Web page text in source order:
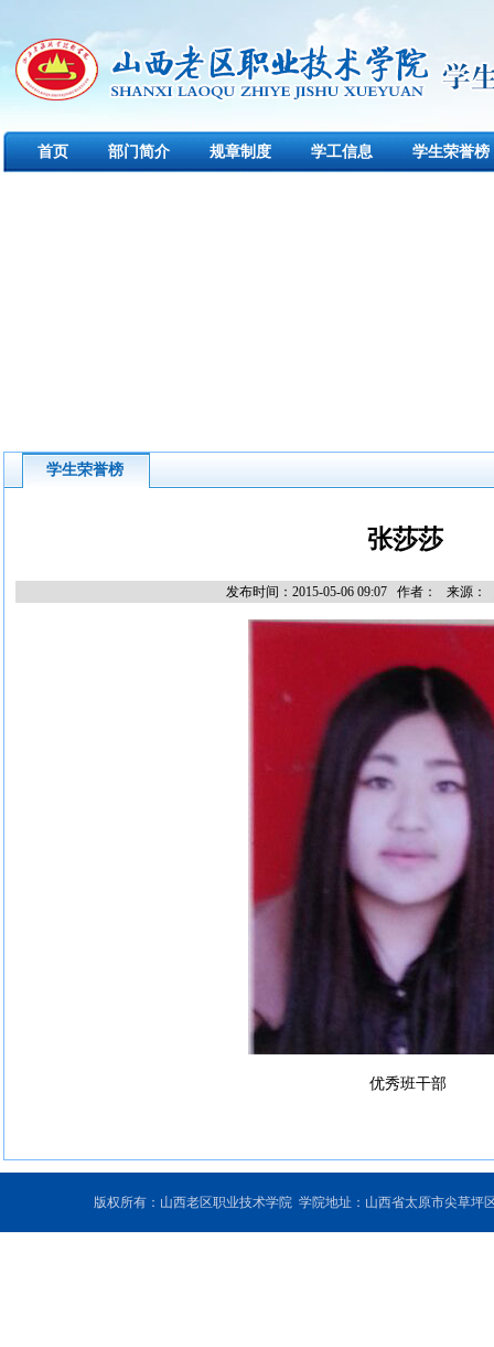
首页 部门简介 规章制度 学工信息 学生荣誉榜
学生荣誉榜
张莎莎
发布时间：2015-05-06 09:07 作者： 来源：
优秀班干部
版权所有：山西老区职业技术学院 学院地址：山西省太原市尖草坪